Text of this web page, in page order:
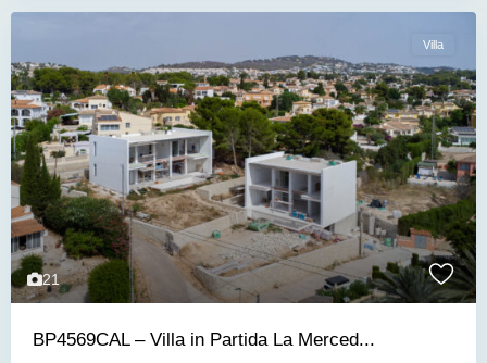
21
Villa
BP4569CAL – Villa in Partida La Merced...